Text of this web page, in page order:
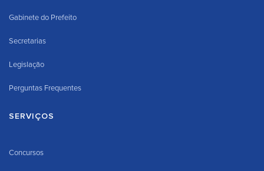
Gabinete do Prefeito
Secretarias
Legislação
Perguntas Frequentes
SERVIÇOS
Concursos